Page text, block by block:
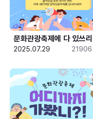
문화관광축제에 다 있쓰
2025.07.29 21906